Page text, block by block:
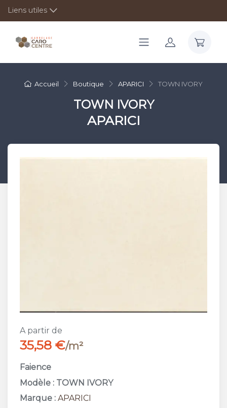
Liens utiles
Accueil Boutique APARICI TOWN IVORY
TOWN IVORY
APARICI
A partir de
35,58 €/m²
Faience
Modèle : TOWN IVORY
Marque : APARICI